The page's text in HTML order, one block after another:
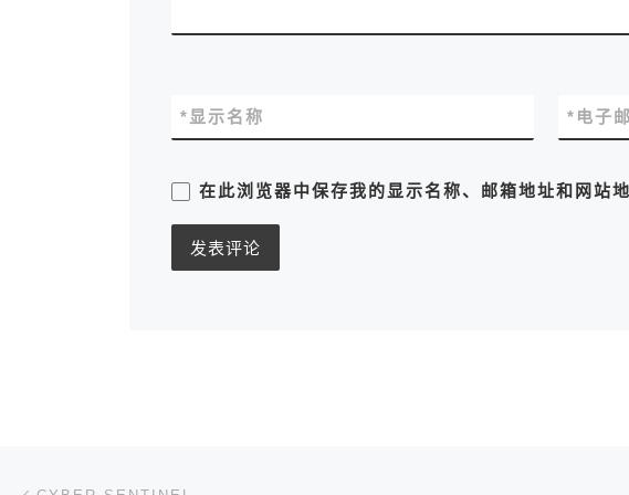
显示名称
* 电子
*
在此浏览器中保存我的显示名称、邮箱地址和网站
文章导航